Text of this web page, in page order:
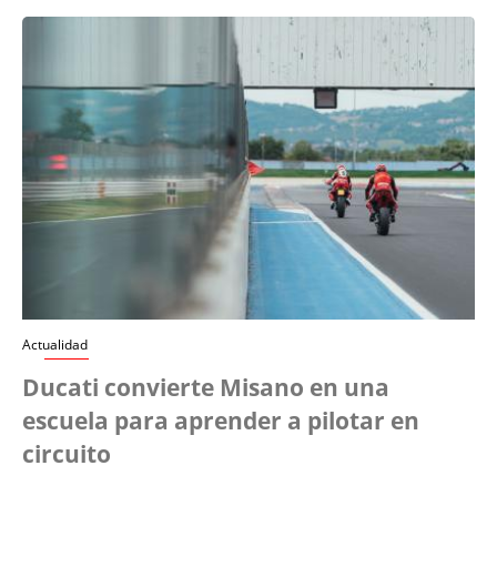
Actualidad
Ducati convierte Misano en una
escuela para aprender a pilotar en
circuito